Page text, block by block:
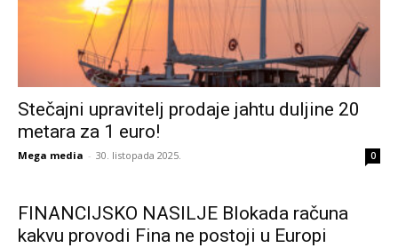
Stečajni upravitelj prodaje jahtu duljine 20
metara za 1 euro!
Mega media - 30. listopada 2025. 0
FINANCIJSKO NASILJE Blokada računa
kakvu provodi Fina ne postoji u Europi